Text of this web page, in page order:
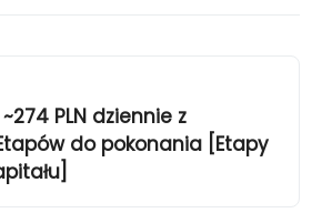
PLN dziennie z
do pokonania [Etapy